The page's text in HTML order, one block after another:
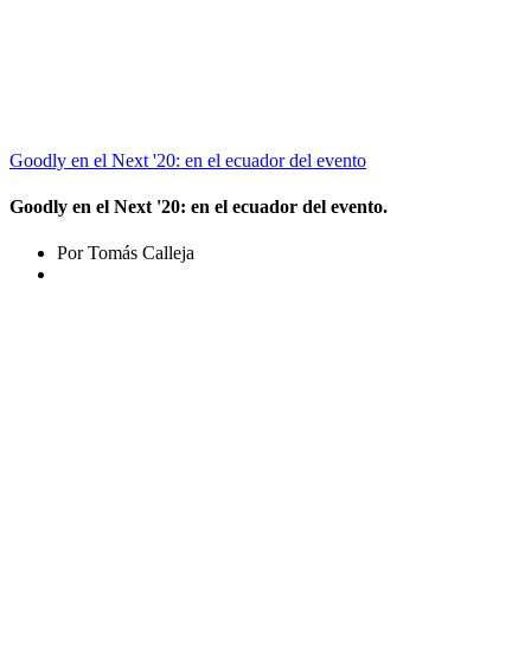
Goodly en el Next '20: en el ecuador del evento
Goodly en el Next '20: en el ecuador del evento.
Por Tomás Calleja